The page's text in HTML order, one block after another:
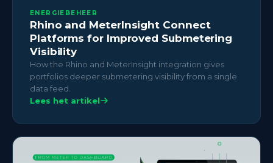
ENERGIEBEHEER
Rhino and MeterInsight Connect
Platforms for Improved Submetering
Visibility
How the Rhino and MeterInsight integration gives
portfolios deeper submetering visibility from a single
data feed.
Lees het artikel